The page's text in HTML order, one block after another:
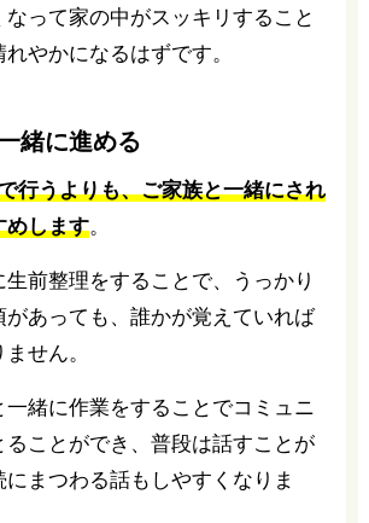
って家の中がスッキリすること
やかになるはずです。
緒に進める
行うよりも、ご家族と一緒にされ
めします。
生前整理をすることで、うっかり
があっても、誰かが覚えていれば
せん。
一緒に作業をすることでコミュニ
ることができ、普段は話すことが
まつわる話もしやすくなりま